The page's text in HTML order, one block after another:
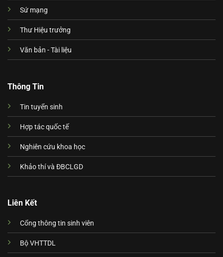
Sứ mạng
Thư Hiệu trưởng
Văn bản - Tài liệu
Thông Tin
Tin tuyển sinh
Hợp tác quốc tế
Nghiên cứu khoa học
Khảo thí và ĐBCLGD
Liên Kết
Cổng thông tin sinh viên
Bộ VHTTDL